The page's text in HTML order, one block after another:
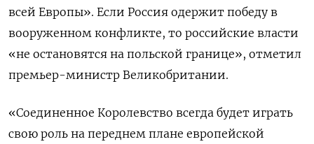
всей Европы». Если Россия одержит победу в
вооруженном конфликте, то российские власти
«не остановятся на польской границе», отметил
премьер-министр Великобритании.
«Соединенное Королевство всегда будет играть
свою роль на переднем плане европейской